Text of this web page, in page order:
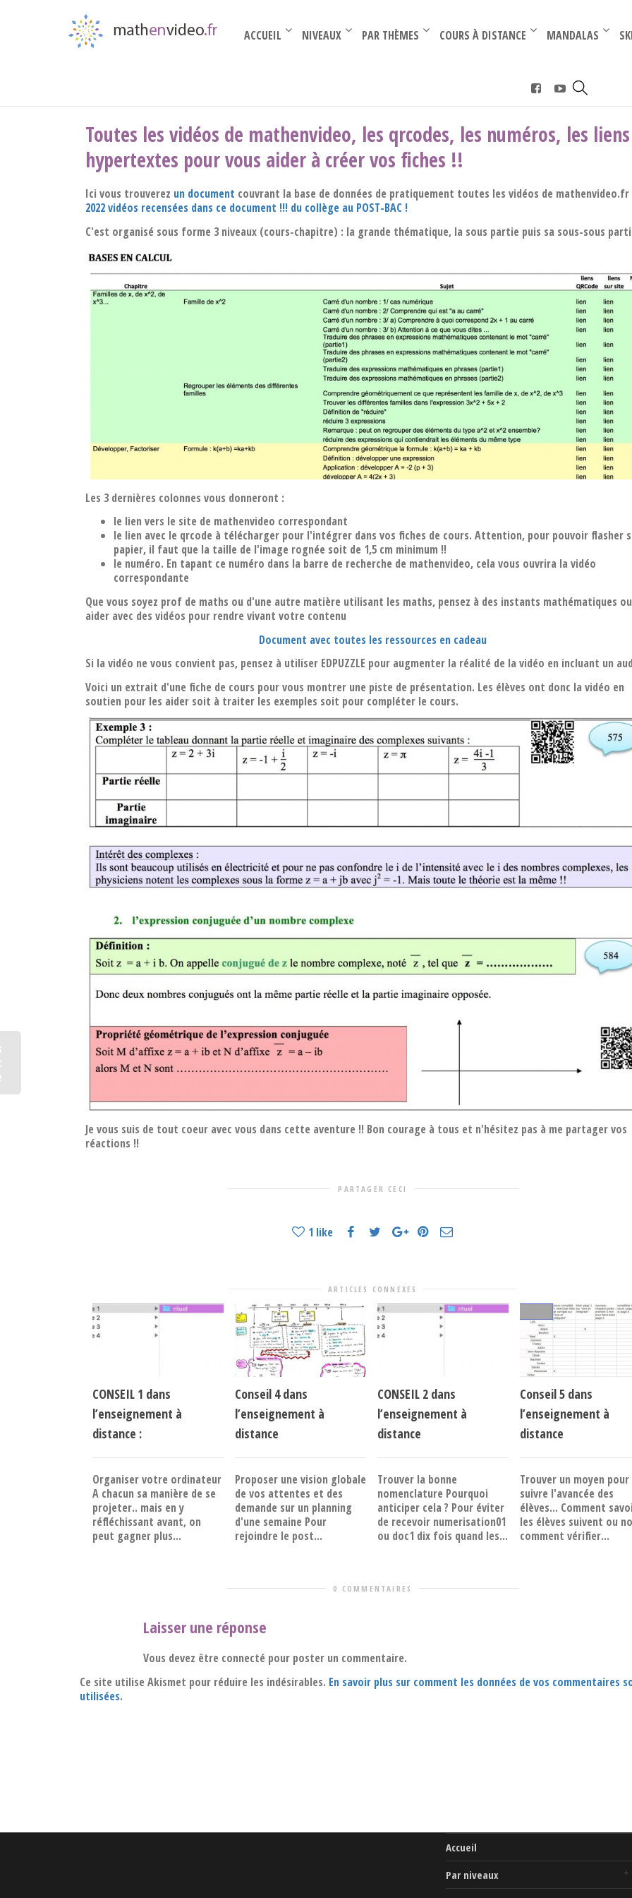
ACCUEIL NIVEAUX PAR THÈMES COURS À DISTANCE – MANDALAS –
Toutes les vidéos de mathenvideo, les qrcodes, les numéros, les liens
hypertextes pour vous aider à créer vos fiches !!
Ici vous trouverez un document couvrant la base de données de pratiquement toutes les vidéos de
2022 vidéos recensées dans ce document !!! du collège au POST-BAC !
C'est organisé sous forme 3 niveaux (cours-chapitre) : la grande thématique, la sous partie puis sa sous-sous
Les 3 dernières colonnes vous donneront :
le lien vers le site de mathenvideo correspondant
le lien avec le qrcode à télécharger pour l'intégrer dans vos fiches de cours. Attention, pour pouvoir flasher
papier, il faut que la taille de l'image rognée soit de 1,5 cm minimum !!
le numéro. En tapant ce numéro dans la barre de recherche de mathenvideo, cela vous ouvrira la vidéo
correspondante
Que vous soyez prof de maths ou d'une autre matière utilisant les maths, pensez à des instants mathématiques
aider avec des vidéos pour rendre vivant votre contenu
Document avec toutes les ressources en cadeau
Si la vidéo ne vous convient pas, pensez à utiliser EDPUZZLE pour augmenter la réalité de la vidéo en incluant un
Voici un extrait d'une fiche de cours pour vous montrer une piste de présentation. Les élèves ont donc la vidéo en
soutien pour les aider soit à traiter les exemples soit pour compléter le cours.
Je vous suis de tout coeur avec vous dans cette aventure !! Bon courage à tous et n'hésitez pas à me partager vos
réactions !!
PARTAGER CECI
1 like
ARTICLES CONNEXES
CONSEIL 1 dans
l’enseignement à
distance :
Organiser votre ordinateur
A chacun sa manière de se
projeter.. mais en y
réfléchissant avant, on
peut gagner plus...
Conseil 4 dans
l’enseignement à
distance
Proposer une vision globale
de vos attentes et des
demande sur un planning
d'une semaine Pour
rejoindre le post...
CONSEIL 2 dans
l’enseignement à
distance
Trouver la bonne
nomenclature Pourquoi
anticiper cela ? Pour éviter
de recevoir numerisation01
ou doc1 dix fois quand les...
Conseil 5 dans
l’enseignement à
distance
Trouver un moyen pour
suivre l'avancée des
élèves... Comment
les élèves suivent ou
comment vérifier...
0 COMMENTAIRES
Laisser une réponse
Vous devez être connecté pour poster un commentaire.
Ce site utilise Akismet pour réduire les indésirables. En savoir plus sur comment les données de vos commentaires
utilisées.
Accueil
Par niveaux